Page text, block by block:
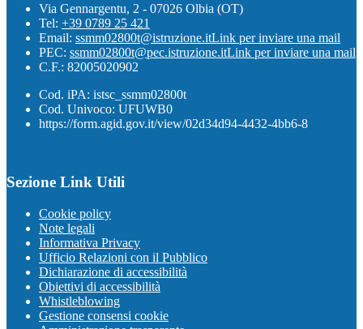
Via Gennargentu, 2 - 07026 Olbia (OT)
Tel: +39 0789 25 421
Email: ssmm02800t@istruzione.itLink per inviare una mail
PEC: ssmm02800t@pec.istruzione.itLink per inviare una mail
C.F.: 82005020902
Cod. iPA: istsc_ssmm02800t
Cod. Univoco: UFUWB0
https://form.agid.gov.it/view/02d34d94-4432-4bb6-8
Sezione Link Utili
Cookie policy
Note legali
Informativa Privacy
Ufficio Relazioni con il Pubblico
Dichiarazione di accessibilità
Obiettivi di accessibilità
Whistleblowing
Gestione consensi cookie